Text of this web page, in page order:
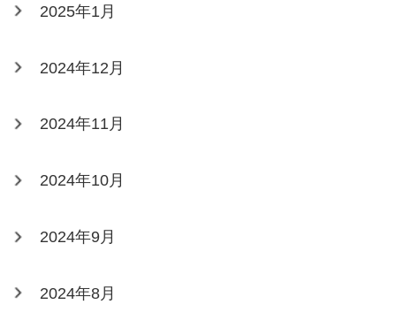
2025年1月
2024年12月
2024年11月
2024年10月
2024年9月
2024年8月